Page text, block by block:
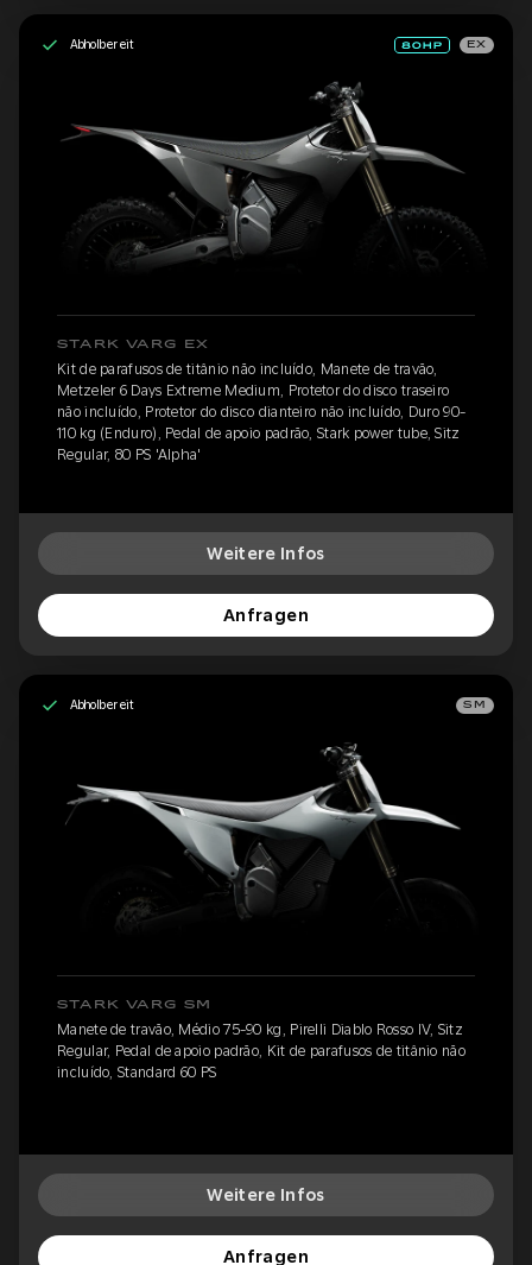
Abholbereit EX
STARK VARG EX
Kit de parafusos de titânio não incluído, Manete de travão,
Metzeler 6 Days Extreme Medium, Protetor do disco traseiro
não incluído, Protetor do disco dianteiro não incluído, Duro 90-
110 kg (Enduro), Pedal de apoio padrão, Stark power tube, Sitz
Regular, 80 PS 'Alpha'
Weitere Infos
Anfragen
Abholbereit SM
STARK VARG SM
Manete de travão, Médio 75-90 kg, Pirelli Diablo Rosso IV, Sitz
Regular, Pedal de apoio padrão, Kit de parafusos de titânio não
incluído, Standard 60 PS
Weitere Infos
Anfragen